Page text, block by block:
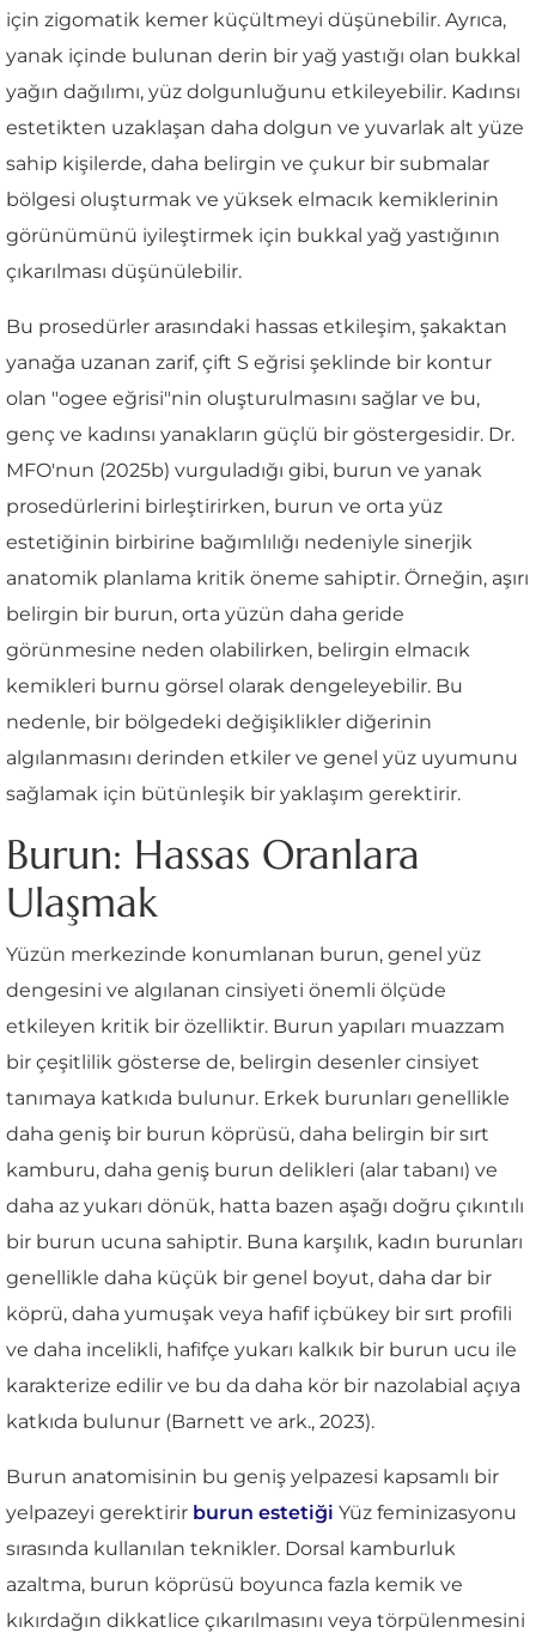
için zigomatik kemer küçültmeyi düşünebilir. Ayrıca,
yanak içinde bulunan derin bir yağ yastığı olan bukkal
yağın dağılımı, yüz dolgunluğunu etkileyebilir. Kadınsı
estetikten uzaklaşan daha dolgun ve yuvarlak alt yüze
sahip kişilerde, daha belirgin ve çukur bir submalar
bölgesi oluşturmak ve yüksek elmacık kemiklerinin
görünümünü iyileştirmek için bukkal yağ yastığının
çıkarılması düşünülebilir.
Bu prosedürler arasındaki hassas etkileşim, şakaktan
yanağa uzanan zarif, çift S eğrisi şeklinde bir kontur
olan "ogee eğrisi"nin oluşturulmasını sağlar ve bu,
genç ve kadınsı yanakların güçlü bir göstergesidir. Dr.
MFO'nun (2025b) vurguladığı gibi, burun ve yanak
prosedürlerini birleştirirken, burun ve orta yüz
estetiğinin birbirine bağımlılığı nedeniyle sinerjik
anatomik planlama kritik öneme sahiptir. Örneğin, aşırı
belirgin bir burun, orta yüzün daha geride
görünmesine neden olabilirken, belirgin elmacık
kemikleri burnu görsel olarak dengeleyebilir. Bu
nedenle, bir bölgedeki değişiklikler diğerinin
algılanmasını derinden etkiler ve genel yüz uyumunu
sağlamak için bütünleşik bir yaklaşım gerektirir.
Burun: Hassas Oranlara
Ulaşmak
Yüzün merkezinde konumlanan burun, genel yüz
dengesini ve algılanan cinsiyeti önemli ölçüde
etkileyen kritik bir özelliktir. Burun yapıları muazzam
bir çeşitlilik gösterse de, belirgin desenler cinsiyet
tanımaya katkıda bulunur. Erkek burunları genellikle
daha geniş bir burun köprüsü, daha belirgin bir sırt
kamburu, daha geniş burun delikleri (alar tabanı) ve
daha az yukarı dönük, hatta bazen aşağı doğru çıkıntılı
bir burun ucuna sahiptir. Buna karşılık, kadın burunları
genellikle daha küçük bir genel boyut, daha dar bir
köprü, daha yumuşak veya hafif içbükey bir sırt profili
ve daha incelikli, hafifçe yukarı kalkık bir burun ucu ile
karakterize edilir ve bu da daha kör bir nazolabial açıya
katkıda bulunur (Barnett ve ark., 2023).
Burun anatomisinin bu geniş yelpazesi kapsamlı bir
yelpazeyi gerektirir burun estetiği Yüz feminizasyonu
sırasında kullanılan teknikler. Dorsal kamburluk
azaltma, burun köprüsü boyunca fazla kemik ve
kıkırdağın dikkatlice çıkarılmasını veya törpülenmesini